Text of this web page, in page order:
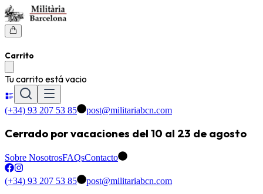
Carrito
Tu carrito está vacio
(+34) 93 207 53 85 post@militariabcn.com
Cerrado por vacaciones del 10 al 23 de agosto
Sobre NosotrosFAQsContacto
(+34) 93 207 53 85 post@militariabcn.com